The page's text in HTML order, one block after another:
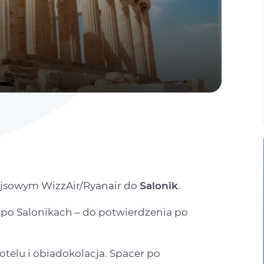
WizzAir/Ryanair do Salonik.
Salonikach – do potwierdzenia po
i obiadokolacja. Spacer po